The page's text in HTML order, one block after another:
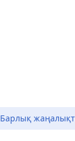
Барлық